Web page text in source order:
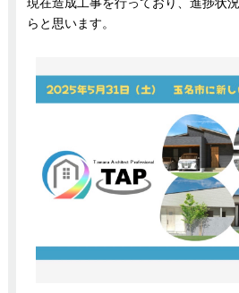
らと思います。